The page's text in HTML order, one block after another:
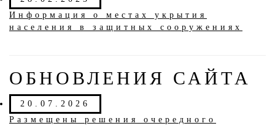
Информация о местах укрытия
населения в защитных сооружениях
ОБНОВЛЕНИЯ САЙТА
20.07.2026
Размещены решения очередного